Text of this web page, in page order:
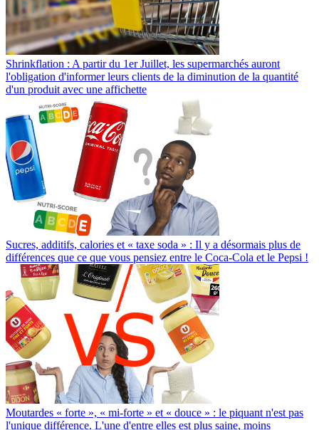
Shrinkflation : A partir du 1er Juillet, les supermarchés auront
l'obligation d'informer leurs clients de la diminution de la quantité
d'un produit avec une affichette
Sucres, additifs, calories et « taxe soda » : Il y a désormais plus de
différences que ce que vous pensiez entre le Coca-Cola et le Pepsi !
Moutardes « forte », « mi-forte » et « douce » : le piquant n'est pas
l'unique différence. L'une d'entre elles est plus saine, moins